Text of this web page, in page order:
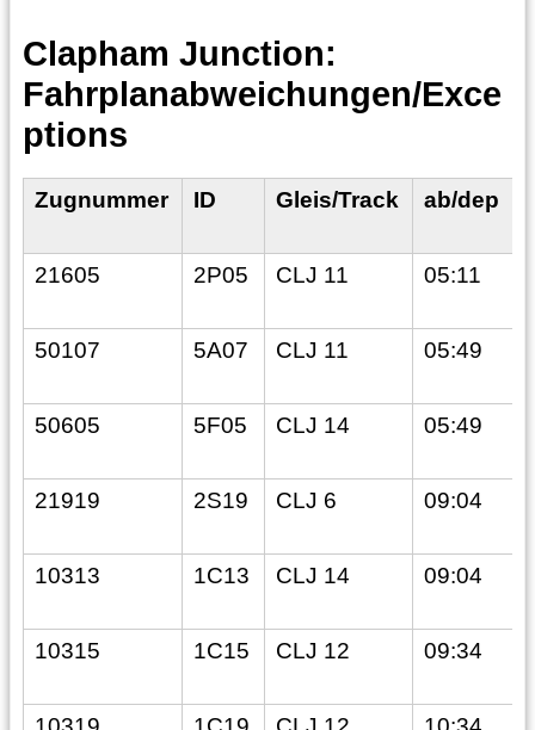
Clapham Junction:
Fahrplanabweichungen/Exce
ptions
Zugnummer ID Gleis/Track ab/dep
21605 2P05 CLJ 11 05:11
50107
5A07 CLJ 11 05:49
50605
5F05 CLJ 14 05:49
21919
2S19 CLJ 6 09:04
10313
1C13 CLJ 14 09:04
10315
1C15 CLJ 12 09:34